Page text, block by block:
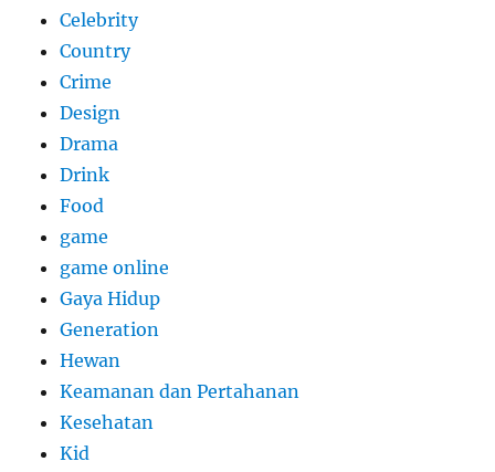
Celebrity
Country
Crime
Design
Drama
Drink
Food
game
game online
Gaya Hidup
Generation
Hewan
Keamanan dan Pertahanan
Kesehatan
Kid